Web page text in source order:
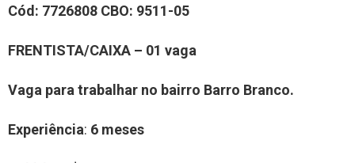
Cód: 7726808 CBO: 9511-05
FRENTISTA/CAIXA – 01 vaga
Vaga para trabalhar no bairro Barro Branco.
Experiência: 6 meses